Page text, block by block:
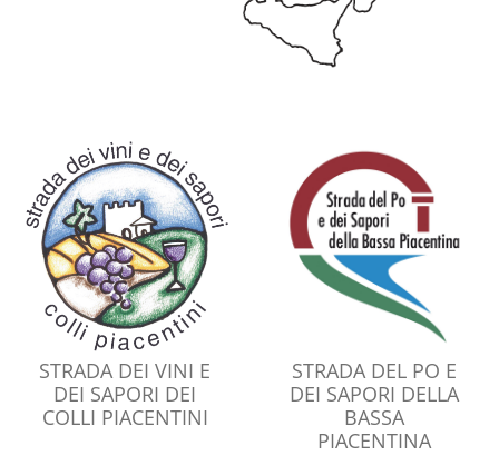
STRADA DEI VINI E
DEI SAPORI DEI
COLLI PIACENTINI
STRADA DEL PO E
DEI SAPORI DELLA
BASSA
PIACENTINA